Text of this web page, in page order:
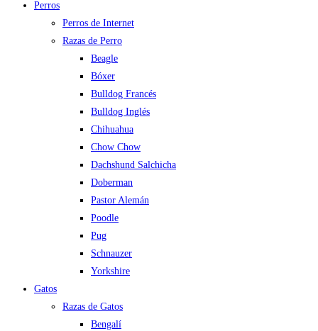
Perros
Perros de Internet
Razas de Perro
Beagle
Bóxer
Bulldog Francés
Bulldog Inglés
Chihuahua
Chow Chow
Dachshund Salchicha
Doberman
Pastor Alemán
Poodle
Pug
Schnauzer
Yorkshire
Gatos
Razas de Gatos
Bengalí